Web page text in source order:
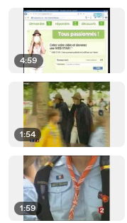
4:59
1:54
1:59